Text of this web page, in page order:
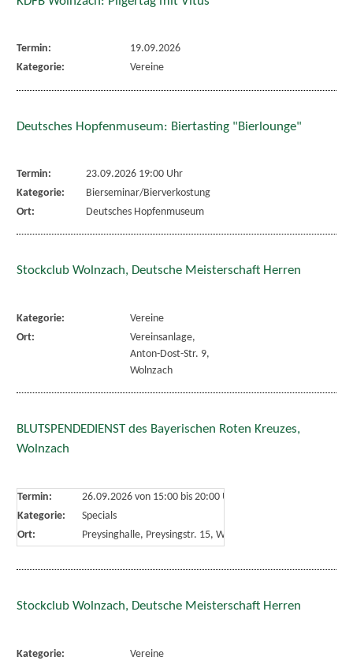
Termin:
19.09.2026
Kategorie:
Vereine
Deutsches Hopfenmuseum: Biertasting "Bierlounge"
Termin:
23.09.2026 19:00 Uhr
Kategorie:
Bierseminar/Bierverkostung
Ort:
Deutsches Hopfenmuseum
Stockclub Wolnzach, Deutsche Meisterschaft Herren
Kategorie:
Vereine
Ort:
Vereinsanlage,
Anton-Dost-Str. 9,
Wolnzach
BLUTSPENDEDIENST des Bayerischen Roten Kreuzes,
Wolnzach
Termin: 26.09.2026 von 15:00bis 20:00 Uhr
Kategorie:
Specials
Ort:
Preysinghalle, Preysingstr. 15, Wolnzach
Stockclub Wolnzach, Deutsche Meisterschaft Herren
Kategorie:
Vereine